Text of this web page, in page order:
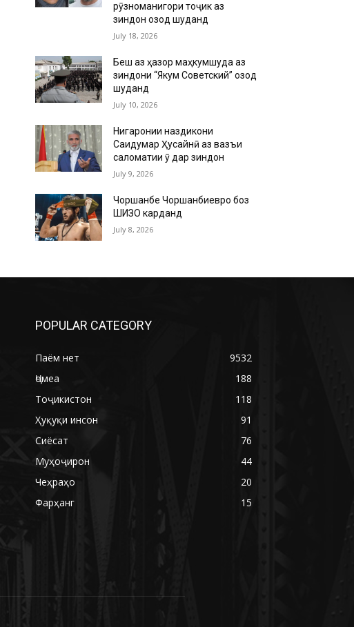
рӯзноманигори тоҷик аз
зиндон озод шуданд
July 18, 2026
Беш аз ҳазор маҳкумшуда аз
зиндони “Якум Советский” озод
шуданд
July 10, 2026
Нигаронии наздикони
Саидумар Ҳусайнӣ аз вазъи
саломатии ӯ дар зиндон
July 9, 2026
Чоршанбе Чоршанбиевро боз
ШИЗО карданд
July 8, 2026
POPULAR CATEGORY
Паём нет
9532
Ҷомеа
188
Тоҷикистон
118
Ҳуқуқи инсон
91
Сиёсат
76
Муҳоҷирон
44
Чеҳраҳо
20
Фарҳанг
15